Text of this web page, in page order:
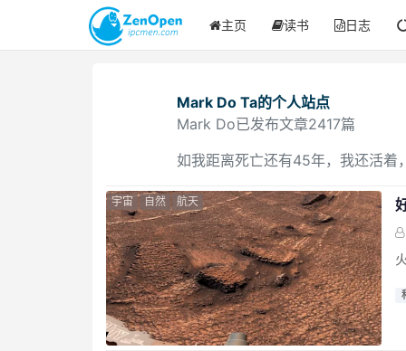
主页 读书 日志
Mark Do Ta的个人站点
Mark Do已发布文章2417篇
如我距离死亡还有45年，我还活着
宇宙 自然 航天